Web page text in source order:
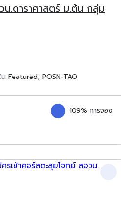
น.ดาราศาสตร์ ม.ต้น กลุ่ม
น Featured, POSN-TAO
109% การจอง